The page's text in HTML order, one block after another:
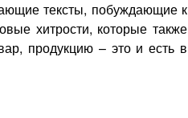
тексты, побуждающие к
хитрости, которые также
продукцию – это и есть в